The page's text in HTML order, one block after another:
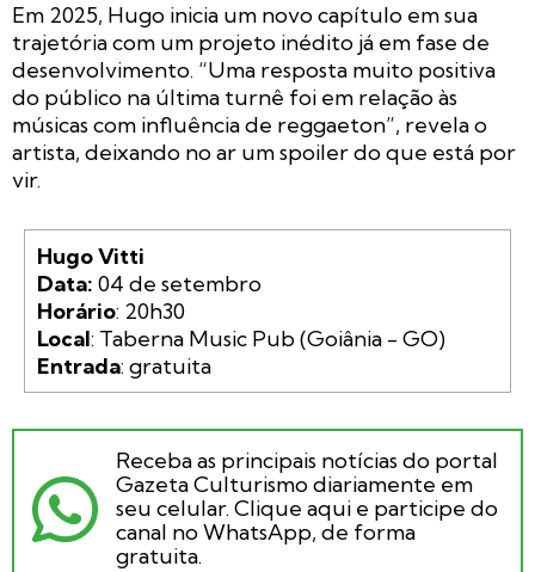
Em 2025, Hugo inicia um novo capítulo em sua
trajetória com um projeto inédito já em fase de
desenvolvimento. “Uma resposta muito positiva
do público na última turnê foi em relação às
músicas com influência de reggaeton”, revela o
artista, deixando no ar um spoiler do que está por
vir.
Hugo Vitti
Data:
Horário
Local
Entrada
Receba as principais notícias do portal
Gazeta Culturismo diariamente em
seu celular. Clique aqui e participe do
canal no WhatsApp, de forma
gratuita.